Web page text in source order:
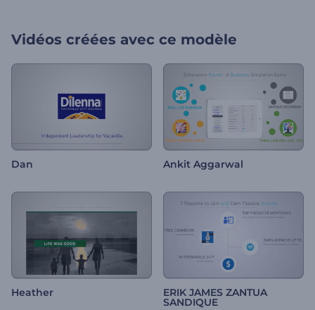
Vidéos créées avec ce modèle
Dan Ankit Aggarwal
Heather ERIK JAMES ZANTUA
SANDIQUE